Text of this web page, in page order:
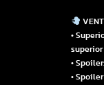
•
•
•